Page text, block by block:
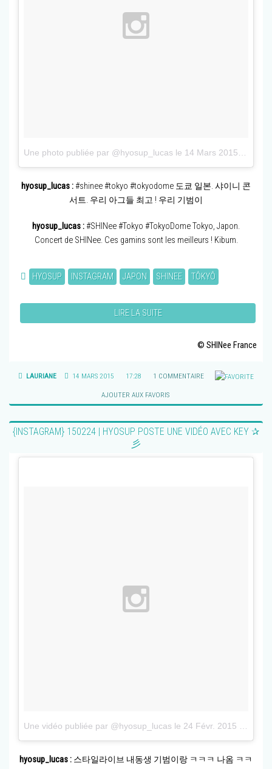
Une photo publiée par @hyosup_lucas le 14 Mars 2015 à 7h02 PDT
hyosup_lucas :#shinee #tokyo #tokyodome 도쿄 일본. 샤이니 콘
서트. 우리 아그들 최고 ! 우리 기범이
hyosup_lucas :#SHINee #Tokyo #TokyoDome Tokyo, Japon.
Concert de SHINee. Ces gamins sont les meilleurs ! Kibum.
HYOSUP INSTAGRAM JAPON SHINEE TÔKYÔ
LIRE LA SUITE
© SHINee France
LAURIANE 14 MARS 2015 17:28 1 COMMENTAIRE
AJOUTER AUX FAVORIS
{INSTAGRAM} 150224 | HYOSUP POSTE UNE VIDÉO AVEC KEY ✰
彡
Une vidéo publiée par @hyosup_lucas le 24 Févr. 2015 à 1h26 PST
hyosup_lucas : 스타일라이브 내동생 기범이랑 ㅋㅋㅋ 나옴 ㅋㅋ